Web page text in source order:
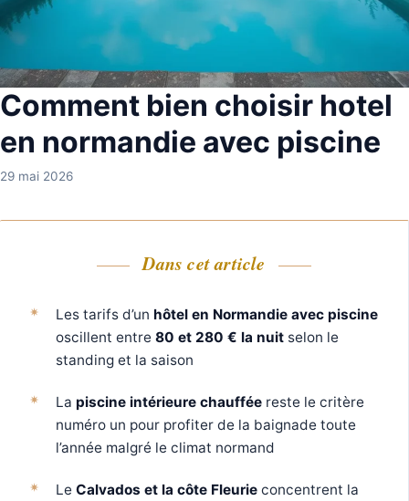
Comment bien choisir hotel
en normandie avec piscine
29 mai 2026
Dans cet article
Les tarifs d’un hôtel en Normandie avec piscine
oscillent entre 80 et 280 € la nuitselon le
standing et la saison
La piscine intérieure chaufféereste le critère
numéro un pour profiter de la baignade toute
l’année malgré le climat normand
Le Calvados et la côte Fleurieconcentrent la